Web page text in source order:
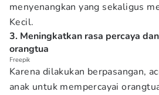
menyenangkan yang sekaligus
Kecil.
3. Meningkatkan rasa percaya
orangtua
Freepik
Karena dilakukan berpasangan,
anak untuk mempercayai